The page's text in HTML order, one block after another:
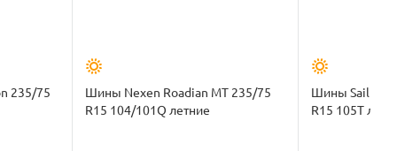
235/75
Шины Nexen Roadian MT 235/75
R15 104/101Q летние
Шины Sailun
R15 105T